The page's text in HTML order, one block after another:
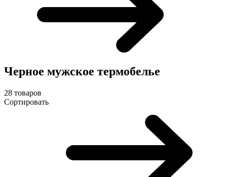
Черное мужское термобелье
28 товаров
Сортировать